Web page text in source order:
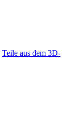
Teile aus dem 3D-